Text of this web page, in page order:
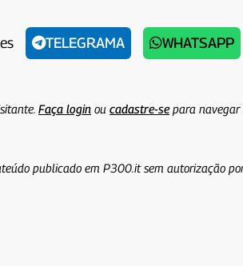
TELEGRAMA WHATSAPP
Faça loginou cadastre-separa navegar
publicado em P300.it sem autorização